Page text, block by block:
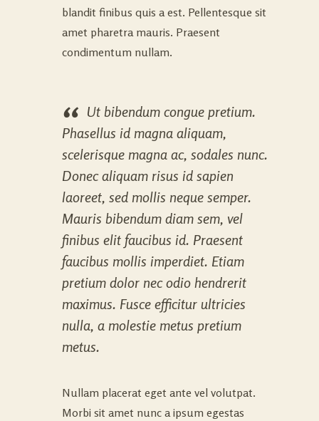
blandit finibus quis a est. Pellentesque sit
amet pharetra mauris. Praesent
condimentum nullam.
Ut bibendum congue pretium.
Phasellus id magna aliquam,
scelerisque magna ac, sodales nunc.
Donec aliquam risus id sapien
laoreet, sed mollis neque semper.
Mauris bibendum diam sem, vel
finibus elit faucibus id. Praesent
faucibus mollis imperdiet. Etiam
pretium dolor nec odio hendrerit
maximus. Fusce efficitur ultricies
nulla, a molestie metus pretium
metus.
Nullam placerat eget ante vel volutpat.
Morbi sit amet nunc a ipsum egestas